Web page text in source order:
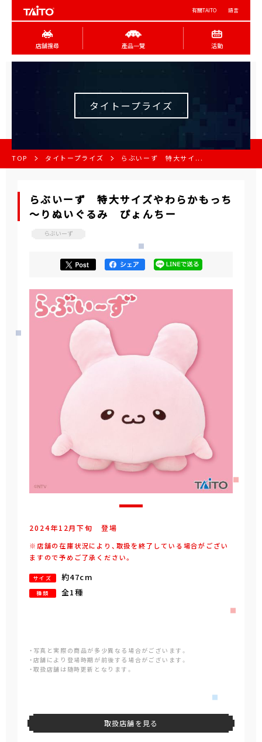
有關TAITO 語言
店舖搜尋 產品一覽 活動
タイトープライズ
TOP タイトープライズ らぶいーず 特大サイ...
らぶいーず 特大サイズやわらかもっち
～りぬいぐるみ ぴょんちー
らぶいーず
2024年12月下旬 登場
※店舗の在庫状況により、取扱を終了している場合がござい
ますので予めご了承ください。
サイズ 約47cm
種類 全1種
・写真と実際の商品が多少異なる場合がございます。
・店舗により登場時期が前後する場合がございます。
・取扱店舗は随時更新となります。
取扱店舗を見る